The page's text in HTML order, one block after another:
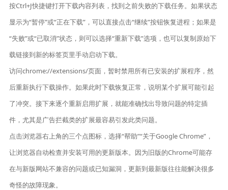
按Ctrl+J快捷键打开下载内容列表，找到之前失败的下载任务。如果状态
显示为“暂停”或“正在下载”，可以直接点击“继续”按钮恢复进程；如果是
“失败”或“已取消”状态，则可以选择“重新下载”选项，也可以复制原始下
载链接到新的标签页里手动启动下载。
访问chrome://extensions/页面，暂时禁用所有已安装的扩展程序，然
后重新执行下载操作。如果此时下载恢复正常，说明某个扩展可能引起
了冲突。接下来逐个重新启用扩展，就能准确找出导致问题的特定插
件，尤其是广告拦截类的扩展最容易引发此类问题。
点击浏览器右上角的三个点图标，选择“帮助”“关于Google Chrome”，
让浏览器自动检查并安装可用的更新版本。因为旧版的Chrome可能存
在与新版网站不兼容的问题或已知漏洞，更新到最新版往往能解决很多
奇怪的故障现象。